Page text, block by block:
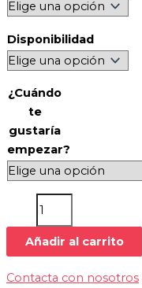
Disponibilidad
¿Cuándo
te
gustaría
empezar?
Añadir al carrito
Contacta con nosotros